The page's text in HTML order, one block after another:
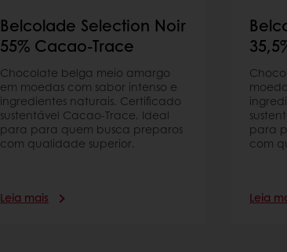
Belcolade Selection Noir
55% Cacao-Trace
Chocolate belga meio amargo
em moedas com sabor intenso e
ingredientes naturais. Certificado
sustentável Cacao-Trace. Ideal
para para quem busca preparos
com qualidade superior.
Leia mais
para
com
Leia